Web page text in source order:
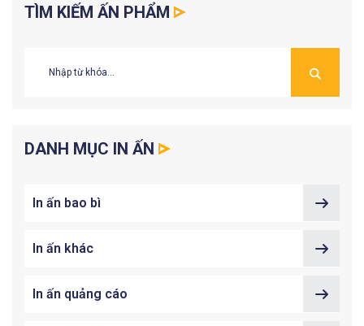
TÌM KIẾM ẤN PHẨM
DANH MỤC IN ẤN
In ấn bao bì
In ấn khác
In ấn quảng cáo